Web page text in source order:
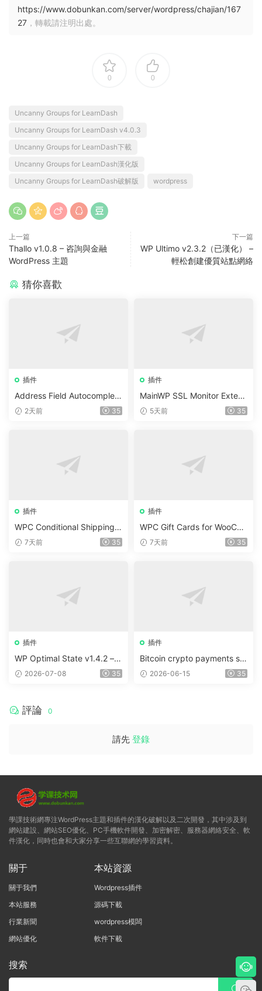
https://www.dobunkan.com/server/wordpress/chajian/167
27 ，轉載請注明出處。
0 0
Uncanny Groups for LearnDash
Uncanny Groups for LearnDash v4.0.3
Uncanny Groups for LearnDash下載
Uncanny Groups for LearnDash漢化版
Uncanny Groups for LearnDash破解版
wordpress
上一篇
Thallo v1.0.8 – 咨詢與金融
WordPress 主題
下一篇
WP Ultimo v2.3.2（已漢化） –
輕松創建優質站點網絡
猜你喜歡
插件
Address Field Autocomplete
For WooCommerce v1.3.2
2天前 35
插件
MainWP SSL Monitor Extens
ion v5.2
5天前 35
插件
WPC Conditional Shipping &
Payments (Premium) v1.0.2
7天前 35
插件
WPC Gift Cards for WooCo
mmerce (Premium) v1.0.2
7天前 35
插件
WP Optimal State v1.4.2 –
WordPress 優化、清理和安
2026-07-08 35
插件
Bitcoin crypto payments su
pport for CryptoPay v1.4.3
2026-06-15 35
評論 0
請先 登錄
學課技術網專注WordPress主題和插件的漢化破解以及二次開發，其中涉及到
網站建設、網站SEO優化、PC手機軟件開發、加密解密、服務器網絡安全、軟
件漢化，同時也會和大家分享一些互聯網的學習資料。
關于
關于我們
本站服務
行業新聞
網站優化
本站資源
Wordpress插件
源碼下載
wordpress模闆
軟件下載
搜索